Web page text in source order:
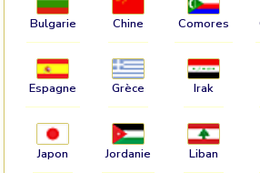
Bulgarie Chine Comores
Espagne Grèce Irak
Japon Jordanie Liban